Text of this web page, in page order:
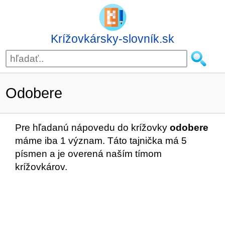
Krížovkársky-slovník.sk
Odobere
Pre hľadanú nápovedu do krížovky odobere
máme iba 1 význam. Táto tajnička má 5
písmen a je overená naším tímom
krížovkárov.